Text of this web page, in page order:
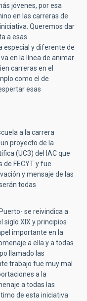
jóvenes, por esa
en las carreras de
Queremos dar
a esas
especial y diferente de
en la línea de animar
carreras en el
como el de
esas
a la carrera
proyecto de la
(UC3) del IAC que
FECYT y fue
y mensaje de las
todas
se reivindica a
XIX y principios
importante en la
a ella y a todas
llamado las
trabajo fue muy mal
a la
a todas las
de esta iniciativa